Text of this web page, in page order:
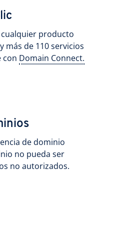
producto
más de 110 servicios
con Domain Connect.
de dominio
no pueda ser
no autorizados.